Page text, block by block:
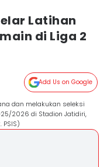
Latihan
di Liga 2
Add Us on Google
dan melakukan seleksi
2026 di Stadion Jatidiri,